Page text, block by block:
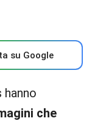
su Google
che